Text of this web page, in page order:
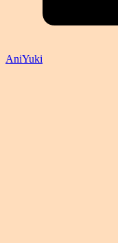
AniYuki